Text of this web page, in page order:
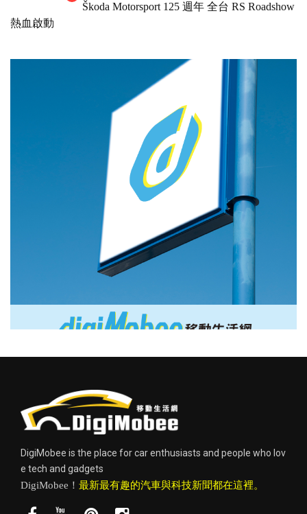
Škoda Motorsport 125 週年 全台 RS Roadshow
熱血啟動
DigiMobee is the place for car enthusiasts and people who lov
e tech and gadgets
DigiMobee！ 最新最有趣的汽車與科技新聞都在這裡。